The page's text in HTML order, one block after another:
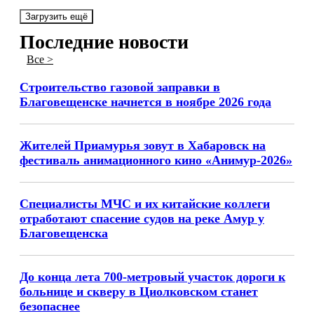
Загрузить ещё
Последние новости
Все >
Строительство газовой заправки в
Благовещенске начнется в ноябре 2026 года
Жителей Приамурья зовут в Хабаровск на
фестиваль анимационного кино «Анимур-2026»
Специалисты МЧС и их китайские коллеги
отработают спасение судов на реке Амур у
Благовещенска
До конца лета 700-метровый участок дороги к
больнице и скверу в Циолковском станет
безопаснее